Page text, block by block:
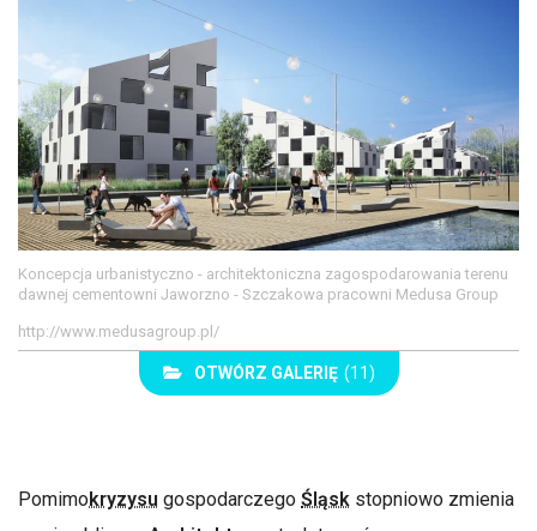
Koncepcja urbanistyczno - architektoniczna zagospodarowania terenu
dawnej cementowni Jaworzno - Szczakowa pracowni Medusa Group
http://www.medusagroup.pl/
OTWÓRZ GALERIĘ (11)
Pomimokryzysu gospodarczego Śląsk stopniowo zmienia